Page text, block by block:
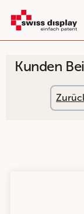
Inhalt
springen
Kunden